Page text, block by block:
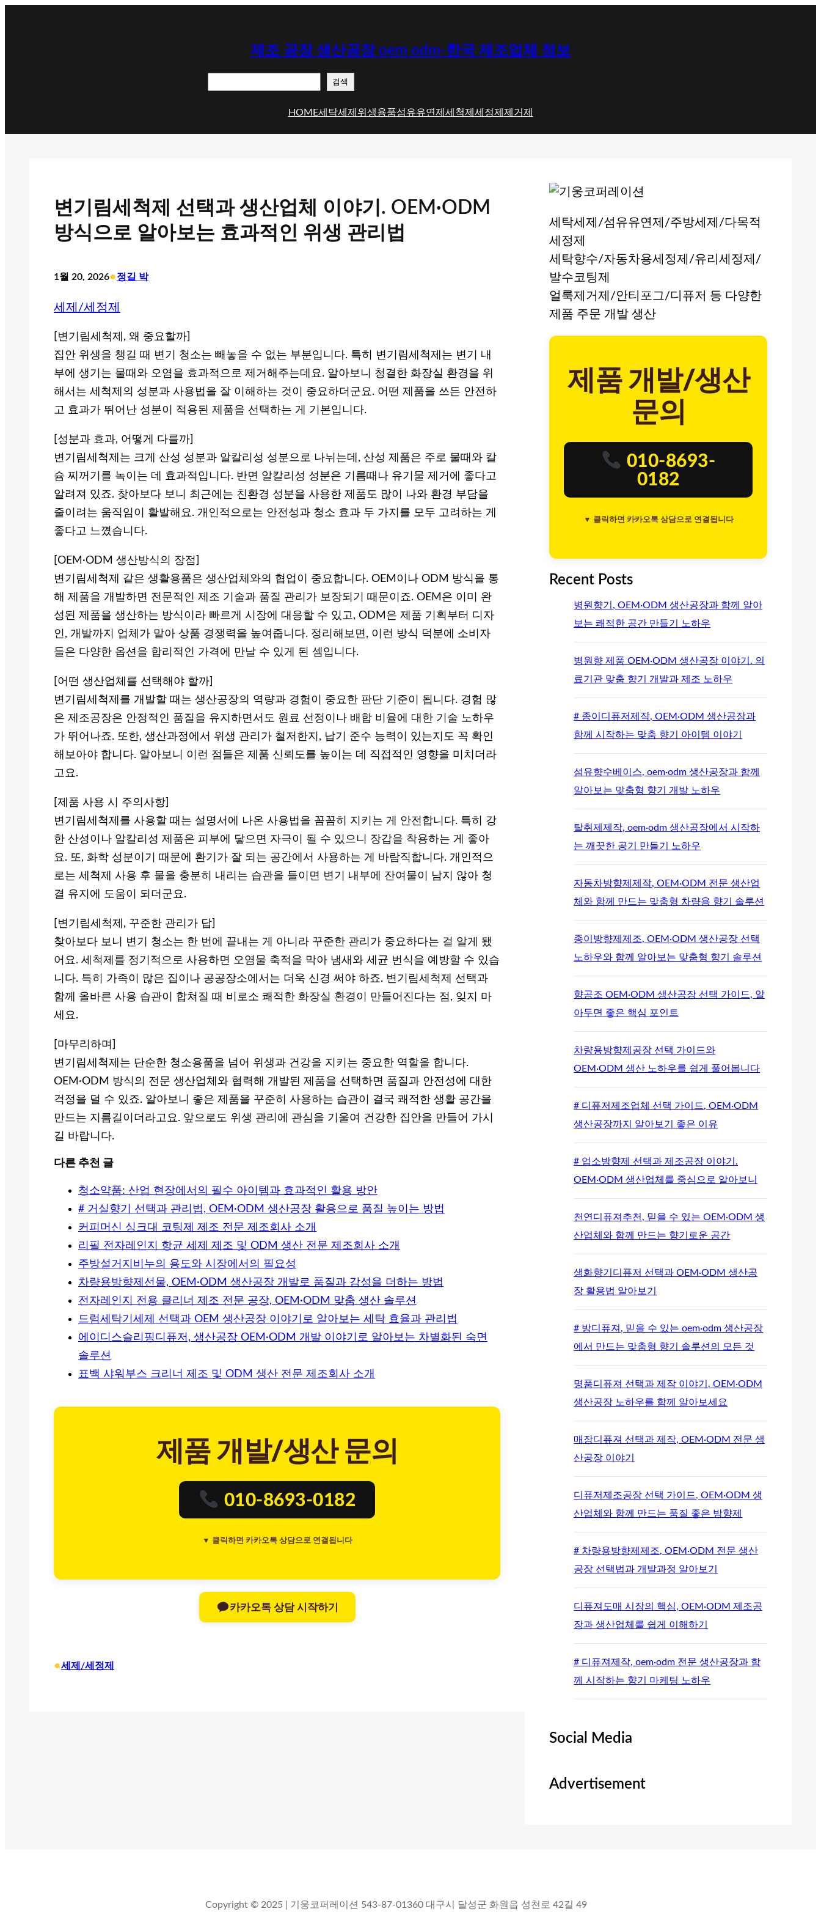
제조 공장 생산공장 oem odm-한국 제조업체 정보
검색
HOME세탁세제 위생용품섬유유연제 세척제 세정제 제거제
변기림세척제 선택과 생산업체 이야기. OEM·ODM
방식으로 알아보는 효과적인 위생 관리법
1월 20, 2026•정길 박
세제/세정제
[변기림세척제, 왜 중요할까]
집안 위생을 챙길 때 변기 청소는 빼놓을 수 없는 부분입니다. 특히 변기림세척제는 변기 내
부에 생기는 물때와 오염을 효과적으로 제거해주는데요. 알아보니 청결한 화장실 환경을 위
해서는 세척제의 성분과 사용법을 잘 이해하는 것이 중요하더군요. 어떤 제품을 쓰든 안전하
고 효과가 뛰어난 성분이 적용된 제품을 선택하는 게 기본입니다.
[성분과 효과, 어떻게 다를까]
변기림세척제는 크게 산성 성분과 알칼리성 성분으로 나뉘는데, 산성 제품은 주로 물때와 칼
슘 찌꺼기를 녹이는 데 효과적입니다. 반면 알칼리성 성분은 기름때나 유기물 제거에 좋다고
알려져 있죠. 찾아보다 보니 최근에는 친환경 성분을 사용한 제품도 많이 나와 환경 부담을
줄이려는 움직임이 활발해요. 개인적으로는 안전성과 청소 효과 두 가지를 모두 고려하는 게
좋다고 느꼈습니다.
[OEM·ODM 생산방식의 장점]
변기림세척제 같은 생활용품은 생산업체와의 협업이 중요합니다. OEM이나 ODM 방식을 통
해 제품을 개발하면 전문적인 제조 기술과 품질 관리가 보장되기 때문이죠. OEM은 이미 완
성된 제품을 생산하는 방식이라 빠르게 시장에 대응할 수 있고, ODM은 제품 기획부터 디자
인, 개발까지 업체가 맡아 상품 경쟁력을 높여줍니다. 정리해보면, 이런 방식 덕분에 소비자
들은 다양한 옵션을 합리적인 가격에 만날 수 있게 된 셈입니다.
[어떤 생산업체를 선택해야 할까]
변기림세척제를 개발할 때는 생산공장의 역량과 경험이 중요한 판단 기준이 됩니다. 경험 많
은 제조공장은 안정적인 품질을 유지하면서도 원료 선정이나 배합 비율에 대한 기술 노하우
가 뛰어나죠. 또한, 생산과정에서 위생 관리가 철저한지, 납기 준수 능력이 있는지도 꼭 확인
해보아야 합니다. 알아보니 이런 점들은 제품 신뢰도를 높이는 데 직접적인 영향을 미치더라
고요.
[제품 사용 시 주의사항]
변기림세척제를 사용할 때는 설명서에 나온 사용법을 꼼꼼히 지키는 게 안전합니다. 특히 강
한 산성이나 알칼리성 제품은 피부에 닿으면 자극이 될 수 있으니 장갑을 착용하는 게 좋아
요. 또, 화학 성분이기 때문에 환기가 잘 되는 공간에서 사용하는 게 바람직합니다. 개인적으
로는 세척제 사용 후 물을 충분히 내리는 습관을 들이면 변기 내부에 잔여물이 남지 않아 청
결 유지에 도움이 되더군요.
[변기림세척제, 꾸준한 관리가 답]
찾아보다 보니 변기 청소는 한 번에 끝내는 게 아니라 꾸준한 관리가 중요하다는 걸 알게 됐
어요. 세척제를 정기적으로 사용하면 오염물 축적을 막아 냄새와 세균 번식을 예방할 수 있습
니다. 특히 가족이 많은 집이나 공공장소에서는 더욱 신경 써야 하죠. 변기림세척제 선택과
함께 올바른 사용 습관이 합쳐질 때 비로소 쾌적한 화장실 환경이 만들어진다는 점, 잊지 마
세요.
[마무리하며]
변기림세척제는 단순한 청소용품을 넘어 위생과 건강을 지키는 중요한 역할을 합니다.
OEM·ODM 방식의 전문 생산업체와 협력해 개발된 제품을 선택하면 품질과 안전성에 대한
걱정을 덜 수 있죠. 알아보니 좋은 제품을 꾸준히 사용하는 습관이 결국 쾌적한 생활 공간을
만드는 지름길이더라고요. 앞으로도 위생 관리에 관심을 기울여 건강한 집안을 만들어 가시
길 바랍니다.
다른 추천 글
청소약품: 산업 현장에서의 필수 아이템과 효과적인 활용 방안
# 거실향기 선택과 관리법, OEM·ODM 생산공장 활용으로 품질 높이는 방법
커피머신 싱크대 코팅제 제조 전문 제조회사 소개
리필 전자레인지 항균 세제 제조 및 ODM 생산 전문 제조회사 소개
주방설거지비누의 용도와 시장에서의 필요성
차량용방향제선물, OEM·ODM 생산공장 개발로 품질과 감성을 더하는 방법
전자레인지 전용 클리너 제조 전문 공장, OEM·ODM 맞춤 생산 솔루션
드럼세탁기세제 선택과 OEM 생산공장 이야기로 알아보는 세탁 효율과 관리법
에이디스슬리핑디퓨저, 생산공장 OEM·ODM 개발 이야기로 알아보는 차별화된 숙면
솔루션
표백 샤워부스 크리너 제조 및 ODM 생산 전문 제조회사 소개
제품 개발/생산 문의
010-8693-0182
▼ 클릭하면 카카오톡 상담으로 연결됩니다
카카오톡 상담 시작하기
•세제/세정제
세탁세제/섬유유연제/주방세제/다목적
세정제
세탁향수/자동차용세정제/유리세정제/
발수코팅제
얼룩제거제/안티포그/디퓨저 등 다양한
제품 주문 개발 생산
제품 개발/생산
문의
010-8693-
0182
▼ 클릭하면 카카오톡 상담으로 연결됩니다
Recent Posts
병원향기, OEM·ODM 생산공장과 함께 알아
보는 쾌적한 공간 만들기 노하우
병원향 제품 OEM·ODM 생산공장 이야기. 의
료기관 맞춤 향기 개발과 제조 노하우
# 종이디퓨저제작, OEM·ODM 생산공장과
함께 시작하는 맞춤 향기 아이템 이야기
섬유향수베이스, oem·odm 생산공장과 함께
알아보는 맞춤형 향기 개발 노하우
탈취제제작, oem·odm 생산공장에서 시작하
는 깨끗한 공기 만들기 노하우
자동차방향제제작, OEM·ODM 전문 생산업
체와 함께 만드는 맞춤형 차량용 향기 솔루션
종이방향제제조, OEM·ODM 생산공장 선택
노하우와 함께 알아보는 맞춤형 향기 솔루션
향공조 OEM·ODM 생산공장 선택 가이드, 알
아두면 좋은 핵심 포인트
차량용방향제공장 선택 가이드와
OEM·ODM 생산 노하우를 쉽게 풀어봅니다
# 디퓨저제조업체 선택 가이드, OEM·ODM
생산공장까지 알아보기 좋은 이유
# 업소방향제 선택과 제조공장 이야기.
OEM·ODM 생산업체를 중심으로 알아보니
천연디퓨져추천, 믿을 수 있는 OEM·ODM 생
산업체와 함께 만드는 향기로운 공간
생화향기디퓨저 선택과 OEM·ODM 생산공
장 활용법 알아보기
# 방디퓨져, 믿을 수 있는 oem·odm 생산공장
에서 만드는 맞춤형 향기 솔루션의 모든 것
명품디퓨져 선택과 제작 이야기, OEM·ODM
생산공장 노하우를 함께 알아보세요
매장디퓨져 선택과 제작, OEM·ODM 전문 생
산공장 이야기
디퓨저제조공장 선택 가이드, OEM·ODM 생
산업체와 함께 만드는 품질 좋은 방향제
# 차량용방향제제조, OEM·ODM 전문 생산
공장 선택법과 개발과정 알아보기
디퓨져도매 시장의 핵심, OEM·ODM 제조공
장과 생산업체를 쉽게 이해하기
# 디퓨져제작, oem·odm 전문 생산공장과 함
께 시작하는 향기 마케팅 노하우
Social Media
Advertisement
Copyright © 2025 | 기웅코퍼레이션 543-87-01360 대구시 달성군 화원읍 성천로 42길 49